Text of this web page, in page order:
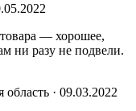
— хорошее,
ни разу не подвели.
· 09.03.2022